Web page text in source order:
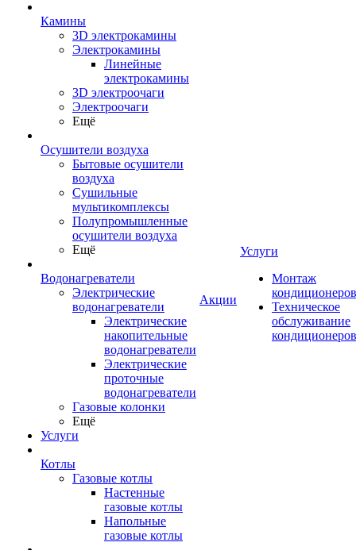
Камины
3D электрокамины
Электрокамины
Линейные
электрокамины
3D электроочаги
Электроочаги
Ещё
Осушители воздуха
Бытовые осушители
воздуха
Сушильные
мультикомплексы
Полупромышленные
осушители воздуха
Ещё
Водонагреватели
Электрические
водонагреватели
Электрические
накопительные
водонагреватели
Электрические
проточные
водонагреватели
Газовые колонки
Ещё
Услуги
Котлы
Газовые котлы
Настенные
газовые котлы
Напольные
газовые котлы
Акции
Услуги
Монтаж
кондиционеров
Техническое
обслуживание
кондиционеров